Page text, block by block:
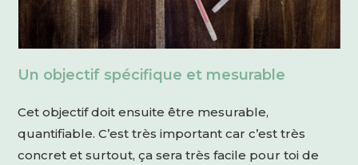
Un objectif spécifique et mesurable
Cet objectif doit ensuite être mesurable,
quantifiable. C’est très important car c’est très
concret et surtout, ça sera très facile pour toi de